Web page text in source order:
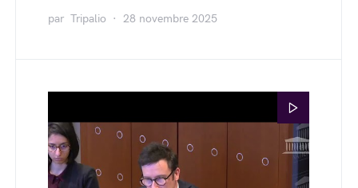
par Tripalio 28 novembre 2025